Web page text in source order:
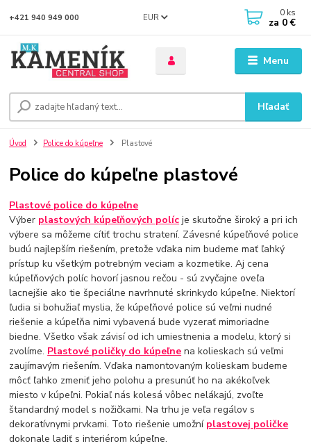
Menu
EUR
Hľadať
+421 940 949 000 0 ks
za 0 €
Úvod Police do kúpeľne Plastové
Police do kúpeľne plastové
Plastové police do kúpeľne
Výber plastových kúpeľňových políc je skutočne široký a pri ich
výbere sa môžeme cítiť trochu stratení. Závesné kúpeľňové police
budú najlepším riešením, pretože vďaka nim budeme mať ľahký
prístup ku všetkým potrebným veciam a kozmetike. Aj cena
kúpeľňových políc hovorí jasnou rečou - sú zvyčajne oveľa
lacnejšie ako tie špeciálne navrhnuté skrinkydo kúpeľne. Niektorí
ľudia si bohužiaľ myslia, že kúpeľňové police sú veľmi nudné
riešenie a kúpeľňa nimi vybavená bude vyzerať mimoriadne
biedne. Všetko však závisí od ich umiestnenia a modelu, ktorý si
zvolíme. Plastové poličky do kúpeľne na kolieskach sú veľmi
zaujímavým riešením. Vďaka namontovaným kolieskam budeme
môcť ľahko zmeniť jeho polohu a presunúť ho na akékoľvek
miesto v kúpeľni. Pokiaľ nás kolesá vôbec nelákajú, zvoľte
štandardný model s nožičkami. Na trhu je veľa regálov s
dekoratívnymi prvkami. Toto riešenie umožní plastovej poličke
dokonale ladiť s interiérom kúpeľne.